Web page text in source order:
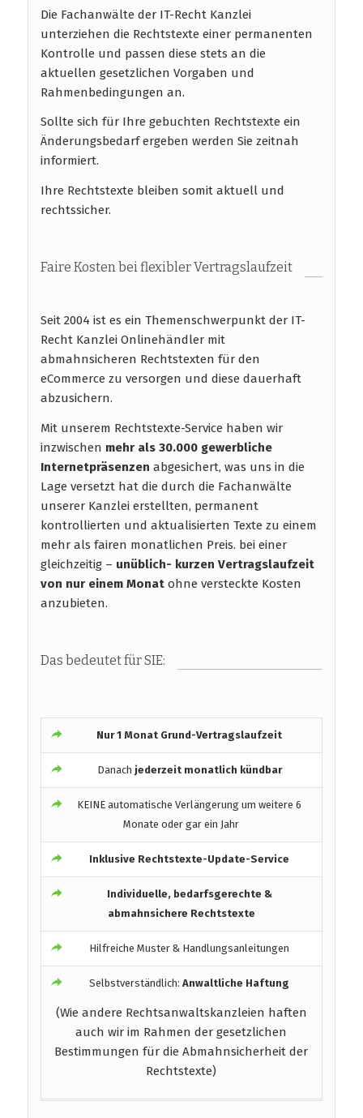
Die Fachanwälte der IT-Recht Kanzlei
unterziehen die Rechtstexte einer permanenten
Kontrolle und passen diese stets an die
aktuellen gesetzlichen Vorgaben und
Rahmenbedingungen an.
Sollte sich für Ihre gebuchten Rechtstexte ein
Änderungsbedarf ergeben werden Sie zeitnah
informiert.
Ihre Rechtstexte bleiben somit aktuell und
rechtssicher.
Faire Kosten bei flexibler Vertragslaufzeit
Seit 2004 ist es ein Themenschwerpunkt der IT-
Recht Kanzlei Onlinehändler mit
abmahnsicheren Rechtstexten für den
eCommerce zu versorgen und diese dauerhaft
abzusichern.
Mit unserem Rechtstexte-Service haben wir
inzwischen mehr als 30.000 gewerbliche
Internetpräsenzen abgesichert, was uns in die
Lage versetzt hat die durch die Fachanwälte
unserer Kanzlei erstellten, permanent
kontrollierten und aktualisierten Texte zu einem
mehr als fairen monatlichen Preis. bei einer
gleichzeitig – unüblich- kurzen Vertragslaufzeit
von nur einem Monat ohne versteckte Kosten
anzubieten.
Das bedeutet für SIE:
Nur 1 Monat Grund-Vertragslaufzeit
Danach jederzeit monatlich kündbar
KEINE automatische Verlängerung um weitere 6
Monate oder gar ein Jahr
Inklusive Rechtstexte-Update-Service
Individuelle, bedarfsgerechte &
abmahnsichere Rechtstexte
Hilfreiche Muster & Handlungsanleitungen
Selbstverständlich:Anwaltliche Haftung
(Wie andere Rechtsanwaltskanzleien haften
auch wir im Rahmen der gesetzlichen
Bestimmungen für die Abmahnsicherheit der
Rechtstexte)